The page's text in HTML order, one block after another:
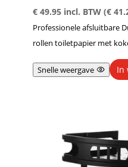
€49.95 incl. BTW (€
Professionele afsluitbare
rollen toiletpapier met
Snelle weergave In